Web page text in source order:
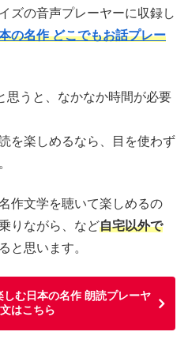
ズの音声プレーヤーに収録し
の名作 どこでもお話プレー
思うと、なかなか時間が必要
を楽しめるなら、目を使わず
作文学を聴いて楽しめるの
りながら、など自宅以外で
と思います。
む日本の名作 朗読プレーヤ
はこちら